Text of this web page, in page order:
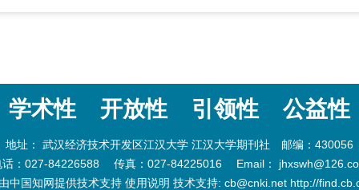
学术性 开放性 引领性 公益性
地址： 武汉经济技术开发区江汉大学 江汉大学期刊社 邮编：430056
话：027-84226588 传真：027-84225016 Email：
中国知网提供技术支持 使用说明 技术支持: cb@cnki.net http://